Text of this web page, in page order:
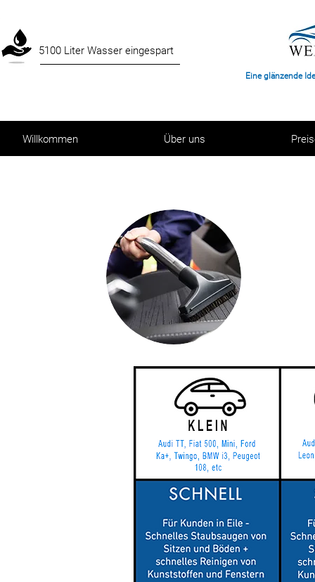
5100 Liter Wasser eingespart
Eine glänzende
Willkommen Über uns